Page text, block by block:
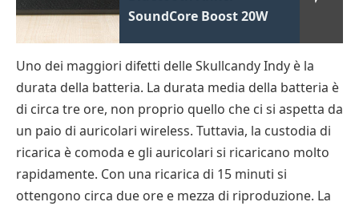
SoundCore Boost 20W
Uno dei maggiori difetti delle Skullcandy Indy è la
durata della batteria. La durata media della batteria è
di circa tre ore, non proprio quello che ci si aspetta da
un paio di auricolari wireless. Tuttavia, la custodia di
ricarica è comoda e gli auricolari si ricaricano molto
rapidamente. Con una ricarica di 15 minuti si
ottengono circa due ore e mezza di riproduzione. La